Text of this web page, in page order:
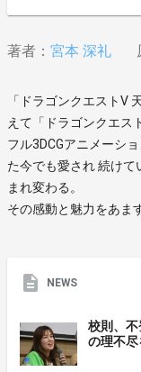
著者： 宮本 深礼
「ドラゴンクエストV
えて「ドラゴンクエ
フル3DCGアニメーシ
た今でも愛され 続け
まれ変わる。
その感動と魅力をあま
NEWS
校則、
の理不